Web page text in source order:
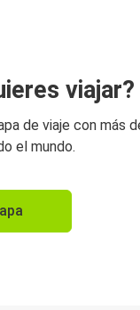
viajar?
de viaje con más
el mundo.